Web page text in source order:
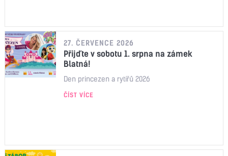
27. ČERVENCE 2026
Přijďte v sobotu 1. srpna na zámek
Blatná!
Den princezen a rytířů 2026
ČÍST VÍCE